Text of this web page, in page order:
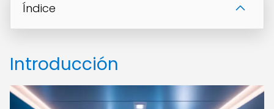
Índice
Introducción